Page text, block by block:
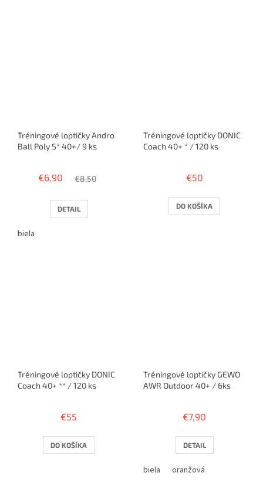
Tréningové loptičky Andro
Ball Poly S* 40+/ 9 ks
€6,90 €8,50
DETAIL
biela
Tréningové loptičky DONIC
Coach 40+ * / 120 ks
€50
DO KOŠÍKA
Tréningové loptičky DONIC
Coach 40+ ** / 120 ks
€55
DO KOŠÍKA
Tréningové loptičky GEWO
AWR Outdoor 40+ / 6ks
€7,90
DETAIL
biela oranžová